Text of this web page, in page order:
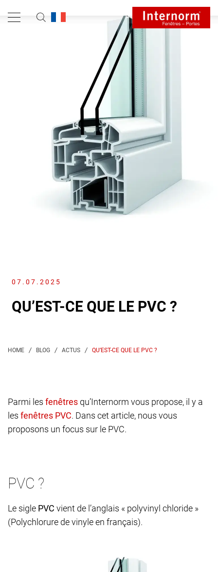
07.07.2025
QU’EST-CE QUE LE PVC ?
QU’EST-CE QUE LE PVC ?
Parmi les
qu’Internorm vous propose, il y a
les
. Dans cet article, nous vous
proposons un focus sur le PVC.
PVC ?
Le sigle PVC vient de l’anglais « polyvinyl chloride »
(Polychlorure de vinyle en français).